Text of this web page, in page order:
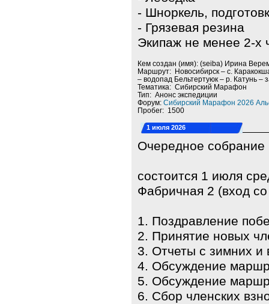
- Шноркель,
- Грязевая резина
Экипаж не менее 2-х
Кем создан (имя): (seiba) Ирина
Маршрут: Новосибирск – с.
– водопад Бельтертуюк – р. Катунь –
Тематика: Сибирский Марафон
Тип: Анонс экспедиции
Форум: Сибирский Марафон 2026
Пробег: 1500
1 июля 2026
Очередное
состоится 1 июля
Фабричная 2 (вход
1. Поздравление
2. Принятие новых
3. Отчеты с зимних и
4. Обсуждение
5. Обсуждение
6. Сбор членских